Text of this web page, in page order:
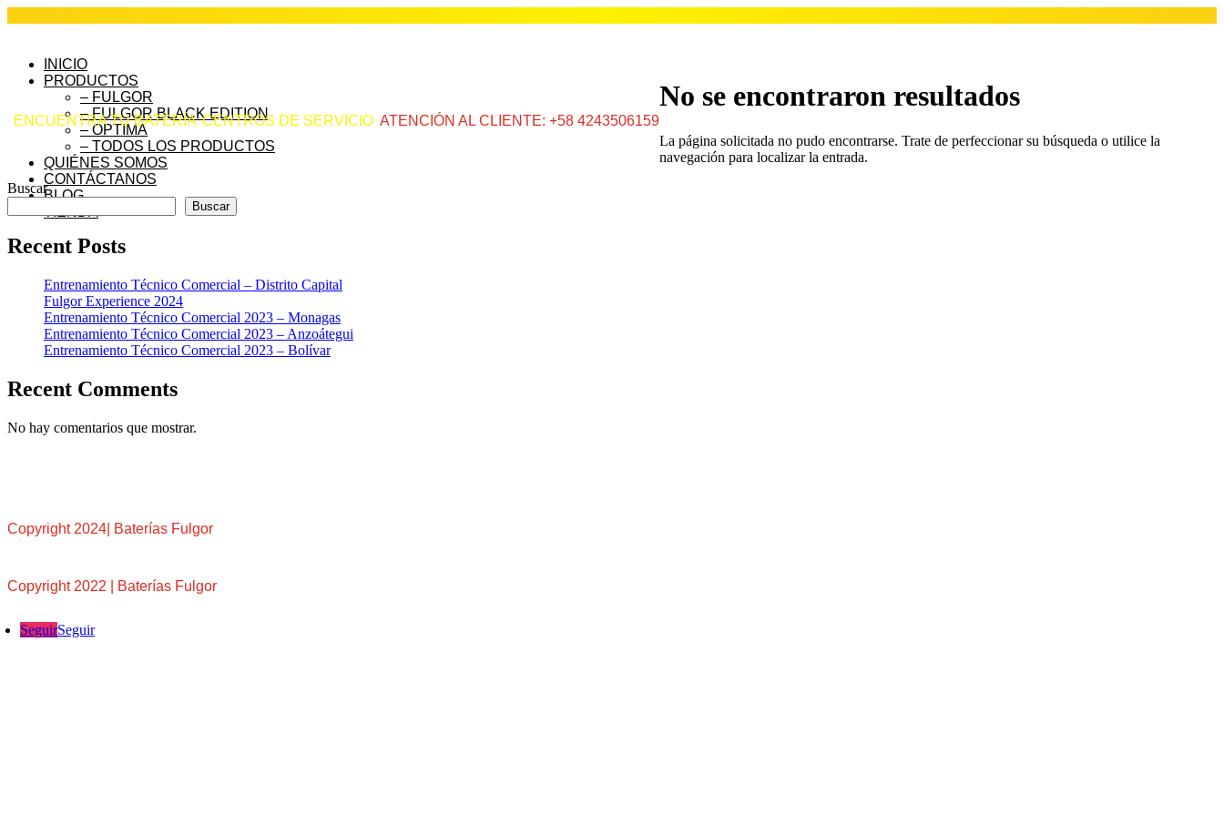
INICIO
PRODUCTOS
– FULGOR
– FULGOR BLACK EDITION
– OPTIMA
– TODOS LOS PRODUCTOS
QUIÉNES SOMOS
CONTÁCTANOS
BLOG
TIENDA
ENCUENTRA TU BATERÍA CENTROS DE SERVICIO ATENCIÓN AL CLIENTE: +58 4243506159
No se encontraron resultados
La página solicitada no pudo encontrarse. Trate de perfeccionar su búsqueda o utilice la
navegación para localizar la entrada.
Buscar
Buscar
Recent Posts
Entrenamiento Técnico Comercial – Distrito Capital
Fulgor Experience 2024
Entrenamiento Técnico Comercial 2023 – Monagas
Entrenamiento Técnico Comercial 2023 – Anzoátegui
Entrenamiento Técnico Comercial 2023 – Bolívar
Recent Comments
No hay comentarios que mostrar.
Copyright 2024| Baterías Fulgor
Copyright 2022 | Baterías Fulgor
SeguirSeguir